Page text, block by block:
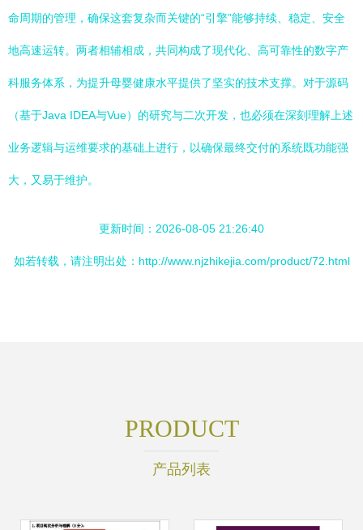
命周期的管理，确保这套复杂而关键的“引擎”能够持续、稳定、安全
地高速运转。两者相辅相成，共同构成了现代化、高可靠性的数字产
科服务体系，为提升母婴健康水平提供了坚实的技术支撑。对于源码
（基于Java IDEA与Vue）的研究与二次开发，也必须在深刻理解上述
业务逻辑与运维要求的基础上进行，以确保最终交付的系统既功能强
大，又易于维护。
更新时间：2026-08-05 21:26:40
如若转载，请注明出处：http://www.njzhikejia.com/product/72.html
PRODUCT
产品列表